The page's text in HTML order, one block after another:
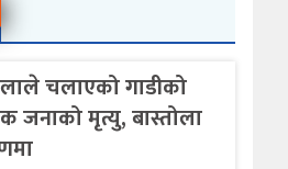
चलाएको गाडीको
जनाको मृत्यु, बास्तोला